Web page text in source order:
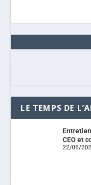
LE TEMPS DE
CEO et
22/06/